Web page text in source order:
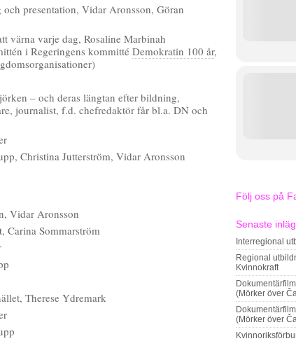
presentation, Vidar Aronsson, Göran
värna varje dag, Rosaline Marbinah
i Regeringens kommitté Demokratin 100 år,
– och deras längtan efter bildning,
journalist, f.d. chefredaktör får bl.a. DN och
Christina Jutterström, Vidar Aronsson
Vidar Aronsson
Carina Sommarström
Therese Ydremark
Följ oss på
Senaste
Interregional
Regional
Kvinnokraft
(Mörker över
(Mörker över